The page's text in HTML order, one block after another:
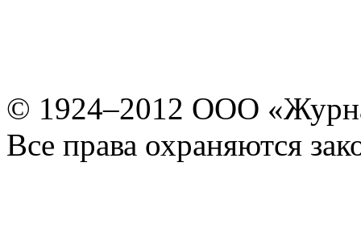
© 1924–2012 ООО
Все права охраняются